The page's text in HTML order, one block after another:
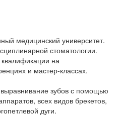
медицинский университет.
стоматологии.
на
и мастер-классах.
зубов с помощью
всех видов брекетов,
дуги.